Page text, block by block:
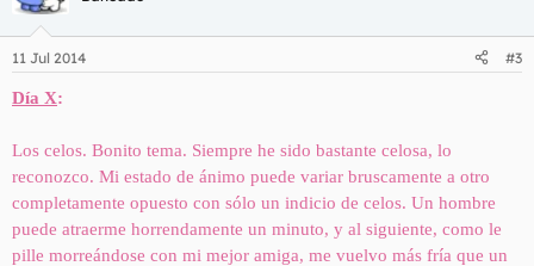
11 Jul 2014 #3
Día X:
Los celos. Bonito tema. Siempre he sido bastante celosa, lo
reconozco. Mi estado de ánimo puede variar bruscamente a otro
completamente opuesto con sólo un indicio de celos. Un hombre
puede atraerme horrendamente un minuto, y al siguiente, como le
pille morreándose con mi mejor amiga, me vuelvo más fría que un